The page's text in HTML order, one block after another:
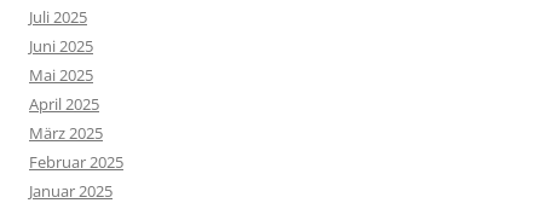
Juli 2025
Juni 2025
Mai 2025
April 2025
März 2025
Februar 2025
Januar 2025